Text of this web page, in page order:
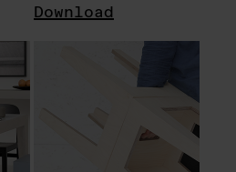
Download